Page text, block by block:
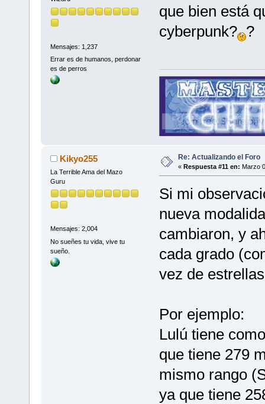
Mensajes: 1,237
Errar es de humanos, perdonar
es de perros
que bien está
cyberpunk? ?
Kikyo255
La Terrible Ama del Mazo
Guru
Mensajes: 2,004
No sueñes tu vida, vive tu
sueño.
Re: Actualizando el Foro
« Respuesta #11 en: Marzo
Si mi
nueva
cambiaron, y
cada grado
vez de
Por ejemplo:
Lulú tiene
que tiene 279
mismo rango
ya que tiene